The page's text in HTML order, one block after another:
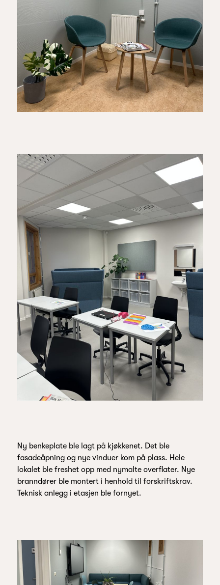
Ny benkeplate ble lagt på kjøkkenet. Det ble
fasadeåpning og nye vinduer kom på plass. Hele
lokalet ble freshet opp med nymalte overflater. Nye
branndører ble montert i henhold til forskriftskrav.
Teknisk anlegg i etasjen ble fornyet.